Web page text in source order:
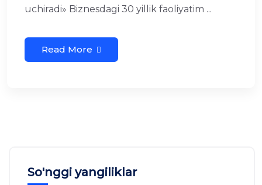
uchiradi» Biznesdagi 30 yillik faoliyatim ...
Read More
So'nggi yangiliklar